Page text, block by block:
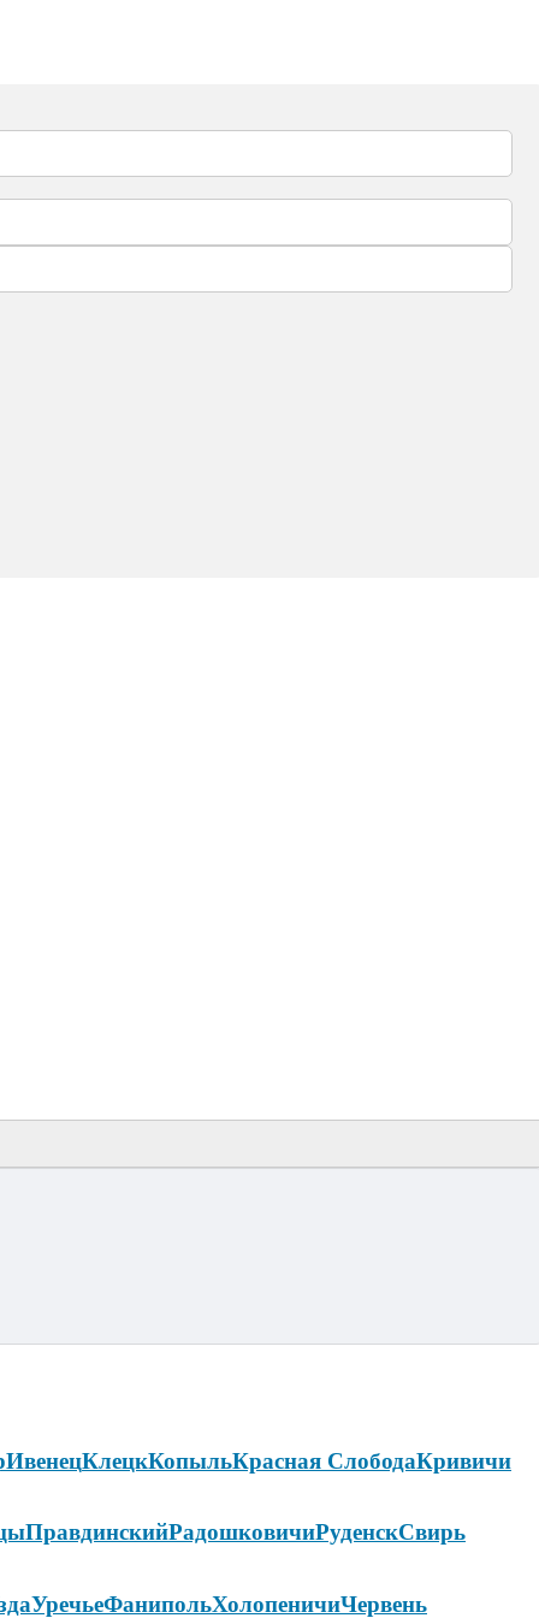
ИвенецКлецкКопыльКрасная СлободаКривичи
ПравдинскийРадошковичиРуденскСвирь
УречьеФанипольХолопеничиЧервень